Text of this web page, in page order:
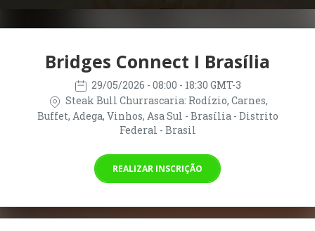
Bridges Connect I Brasília
29/05/2026 - 08:00 - 18:30 GMT-3
Steak Bull Churrascaria: Rodízio, Carnes,
Buffet, Adega, Vinhos, Asa Sul - Brasília - Distrito
Federal - Brasil
REALIZAR INSCRIÇÃO